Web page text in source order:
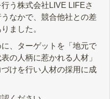
う株式会社LIVE LIFEさ
なかで、競合他社との差
ました。
、ターゲットを「地元で
の人柄に惹かれる人材」
けを行い人材の採用に成